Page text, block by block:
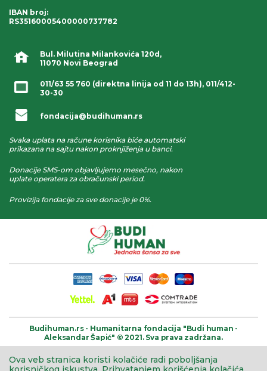
Bul. Milutina Milankovića 120d,
11070 Novi Beograd
011/63 55 760 (direktna linija od 11 do 13h), 011/412-
30-30
fondacija@budihuman.rs
Svaka uplata na račune korisnika biće automatski
prikazana na sajtu nakon proknjiženja u banci.
Donacije SMS-om objavljujemo mesečno, nakon
uplate operatera za obračunski period.
Provizija fondacije za sve donacije je 0%.
IBAN broj:
RS35160005400000737782
Budihuman.rs - Humanitarna fondacija "Budi human -
Aleksandar Šapić" © 2021. Sva prava zadržana.
Ova veb stranica koristi kolačiće radi poboljšanja